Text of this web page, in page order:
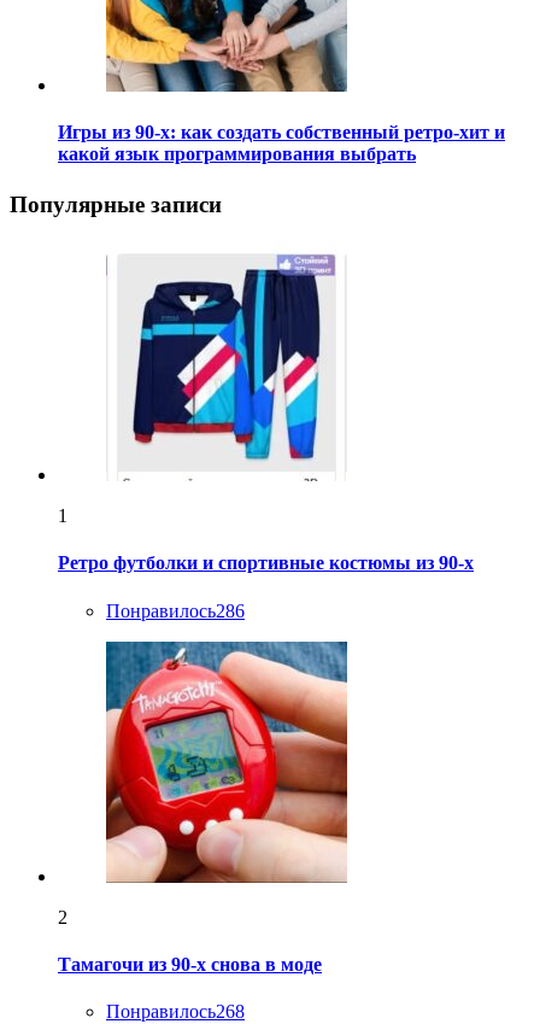
Игры из 90-х: как создать собственный ретро-хит и
какой язык программирования выбрать
Популярные записи
1
Ретро футболки и спортивные костюмы из 90-х
Понравилось286
2
Тамагочи из 90-х снова в моде
Понравилось268